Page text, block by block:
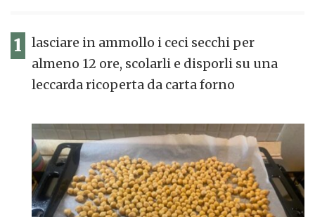
1
lasciare in ammollo i ceci secchi per
almeno 12 ore, scolarli e disporli su una
leccarda ricoperta da carta forno